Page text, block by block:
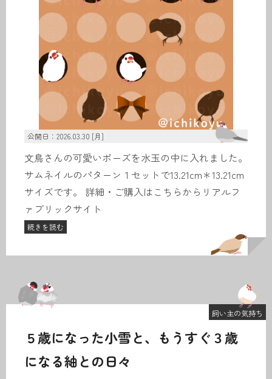
公開日：2026.03.30 [月]
文鳥さんの可愛いポーズを水玉の中に入れました。
サムネイルのパターン１セットで13.21cm＊13.21cm
サイズです。 詳細・ご購入はこちらからリアルフ
ァブリックサイト
続きを読む
５歳になった小雪と、もうすぐ３歳
になる紬との日々
飼い主の気持ち